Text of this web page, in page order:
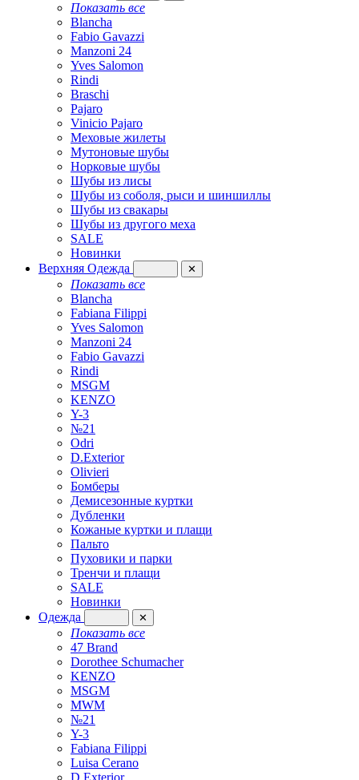
Показать все
Blancha
Fabio Gavazzi
Manzoni 24
Yves Salomon
Rindi
Braschi
Pajaro
Vinicio Pajaro
Меховые жилеты
Мутоновые шубы
Норковые шубы
Шубы из лисы
Шубы из соболя, рыси и шиншиллы
Шубы из свакары
Шубы из другого меха
SALE
Новинки
Верхняя Одежда
✕
Показать все
Blancha
Fabiana Filippi
Yves Salomon
Manzoni 24
Fabio Gavazzi
Rindi
MSGM
KENZO
Y-3
№21
Odri
D.Exterior
Olivieri
Бомберы
Демисезонные куртки
Дубленки
Кожаные куртки и плащи
Пальто
Пуховики и парки
Тренчи и плащи
SALE
Новинки
Одежда
✕
Показать все
47 Brand
Dorothee Schumacher
KENZO
MSGM
MWM
№21
Y-3
Fabiana Filippi
Luisa Cerano